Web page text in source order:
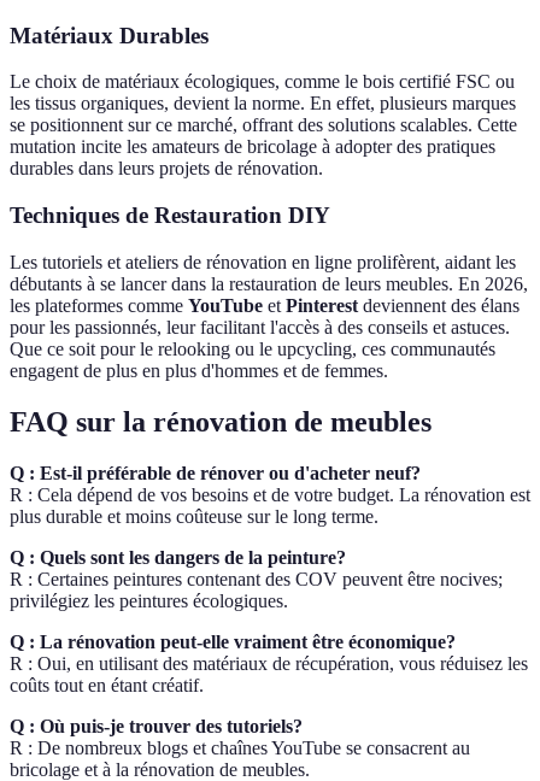
Matériaux Durables
Le choix de matériaux écologiques, comme le bois certifié FSC ou
les tissus organiques, devient la norme. En effet, plusieurs marques
se positionnent sur ce marché, offrant des solutions scalables. Cette
mutation incite les amateurs de bricolage à adopter des pratiques
durables dans leurs projets de rénovation.
Techniques de Restauration DIY
Les tutoriels et ateliers de rénovation en ligne prolifèrent, aidant les
débutants à se lancer dans la restauration de leurs meubles. En 2026,
les plateformes comme YouTube et Pinterest deviennent des élans
pour les passionnés, leur facilitant l'accès à des conseils et astuces.
Que ce soit pour le relooking ou le upcycling, ces communautés
engagent de plus en plus d'hommes et de femmes.
FAQ sur la rénovation de meubles
Q : Est-il préférable de rénover ou d'acheter neuf?
R : Cela dépend de vos besoins et de votre budget. La rénovation est
plus durable et moins coûteuse sur le long terme.
Q : Quels sont les dangers de la peinture?
R : Certaines peintures contenant des COV peuvent être nocives;
privilégiez les peintures écologiques.
Q : La rénovation peut-elle vraiment être économique?
R : Oui, en utilisant des matériaux de récupération, vous réduisez les
coûts tout en étant créatif.
Q : Où puis-je trouver des tutoriels?
R : De nombreux blogs et chaînes YouTube se consacrent au
bricolage et à la rénovation de meubles.